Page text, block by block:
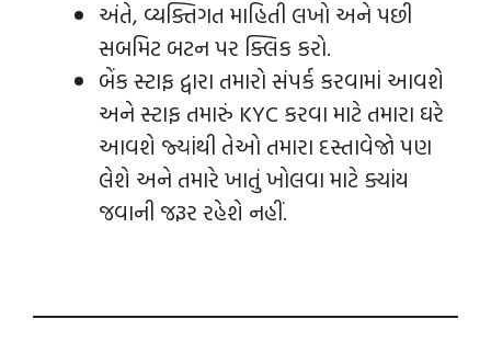
અંતે, વ્યક્તિગત માહિતી લખો અને પછી
સબમિટ બટન પર ક્લિક કરો.
બેંક સ્ટાફ દ્વારા તમારો સંપર્ક કરવામાં આવશે
અને સ્ટાફ તમારું KYC કરવા માટે તમારા ઘરે
આવશે જ્યાંથી તેઓ તમારા દસ્તાવેજો પણ
લેશે અને તમારે ખાતું ખોલવા માટે ક્યાંય
જવાની જરૂર રહેશે નહીં.